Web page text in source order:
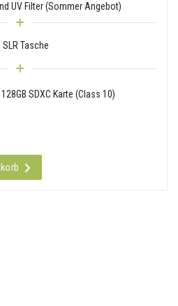
UV Filter (Sommer Angebot)
Tasche
SDXC Karte (Class 10)